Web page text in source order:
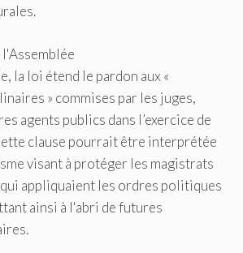
la loi étend le pardon aux «
» commises par les juges,
agents publics dans l’exercice de
clause pourrait être interprétée
visant à protéger les magistrats
appliquaient les ordres politiques
ainsi à l'abri de futures